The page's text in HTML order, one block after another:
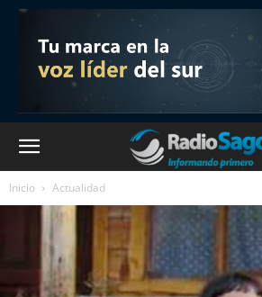
Inicio Actualidad